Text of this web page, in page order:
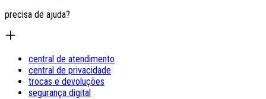
precisa de ajuda?
central de atendimento
central de privacidade
trocas e devoluções
segurança digital